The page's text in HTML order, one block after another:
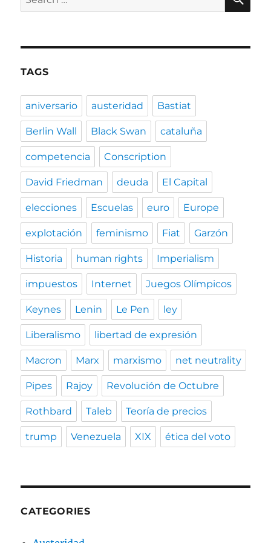
for:
TAGS
aniversario austeridad Bastiat
Berlin Wall Black Swan cataluña
competencia Conscription
David Friedman deuda El Capital
elecciones Escuelas euro Europe
explotación feminismo Fiat Garzón
Historia human rights Imperialism
impuestos Internet Juegos Olímpicos
Keynes Lenin Le Pen ley
Liberalismo libertad de expresión
Macron Marx marxismo net neutrality
Pipes Rajoy Revolución de Octubre
Rothbard Taleb Teoría de precios
trump Venezuela XIX ética del voto
CATEGORIES